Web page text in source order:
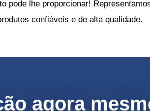
pode lhe proporcionar!
confiáveis e de alta qualidade.
agora